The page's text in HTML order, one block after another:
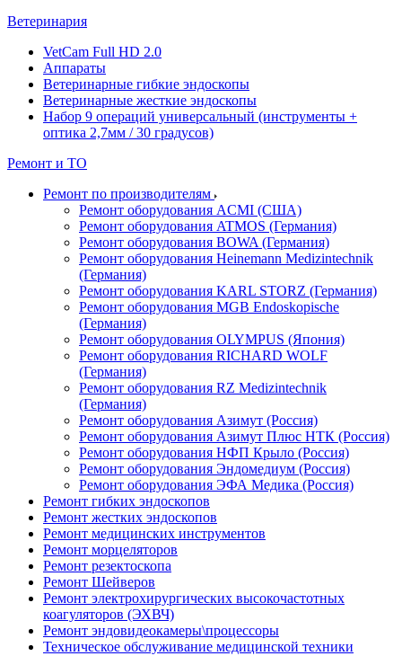
Ветеринария
VetCam Full HD 2.0
Аппараты
Ветеринарные гибкие эндоскопы
Ветеринарные жесткие эндоскопы
Набор 9 операций универсальный (инструменты +
оптика 2,7мм / 30 градусов)
Ремонт и ТО
Ремонт по производителям
Ремонт оборудования ACMI (США)
Ремонт оборудования ATMOS (Германия)
Ремонт оборудования BOWA (Германия)
Ремонт оборудования Heinemann Medizintechnik
(Германия)
Ремонт оборудования KARL STORZ (Германия)
Ремонт оборудования MGB Endoskopische
(Германия)
Ремонт оборудования OLYMPUS (Япония)
Ремонт оборудования RICHARD WOLF
(Германия)
Ремонт оборудования RZ Medizintechnik
(Германия)
Ремонт оборудования Азимут (Россия)
Ремонт оборудования Азимут Плюс НТК (Россия)
Ремонт оборудования НФП Крыло (Россия)
Ремонт оборудования Эндомедиум (Россия)
Ремонт оборудования ЭФА Медика (Россия)
Ремонт гибких эндоскопов
Ремонт жестких эндоскопов
Ремонт медицинских инструментов
Ремонт морцеляторов
Ремонт резектоскопа
Ремонт Шейверов
Ремонт электрохирургических высокочастотных
коагуляторов (ЭХВЧ)
Ремонт эндовидеокамеры\процессоры
Техническое обслуживание медицинской техники